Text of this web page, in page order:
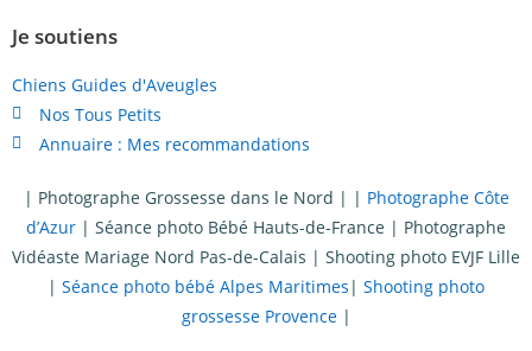
Je soutiens
Chiens Guides d'Aveugles
Nos Tous Petits
Annuaire : Mes recommandations
| Photographe Grossesse dans le Nord | | Photographe Côte
d’Azur | Séance photo Bébé Hauts-de-France | Photographe
Vidéaste Mariage Nord Pas-de-Calais | Shooting photo EVJF Lille
| Séance photo bébé Alpes Maritimes | Shooting photo
grossesse Provence|